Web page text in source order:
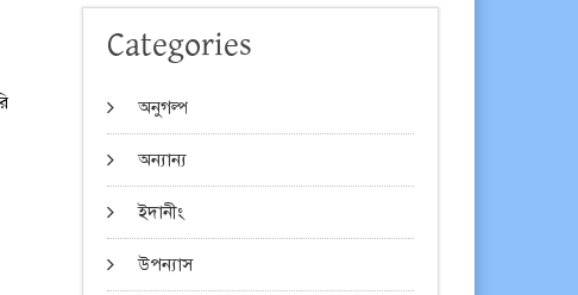
Categories
অনুগল্প
অন্যান্য
ইদানীং
উপন্যাস